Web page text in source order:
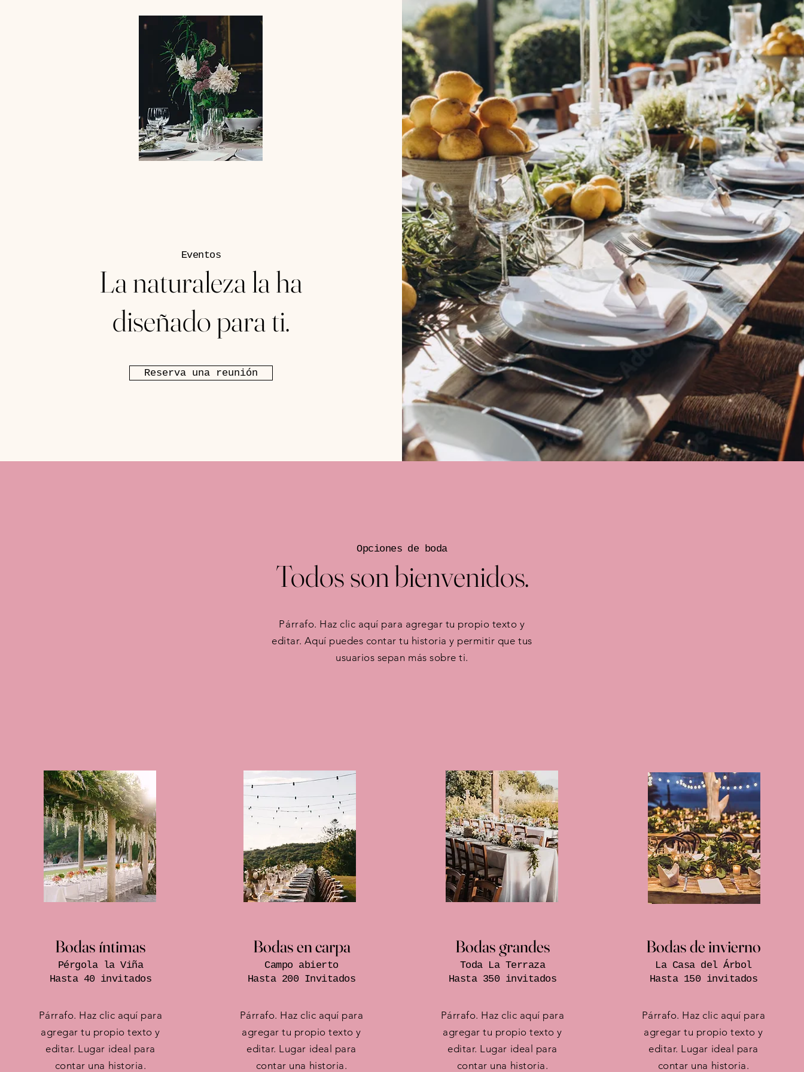
Eventos
La naturaleza la ha
diseñado para ti.
Reserva una reunión
Opciones de boda
Todos son bienvenidos.
Párrafo. Haz clic aquí para agregar tu propio texto y
editar. Aquí puedes contar tu historia y permitir que tus
usuarios sepan más sobre ti.
Bodas íntimas
Pérgola la Viña
Hasta 40 invitados
Párrafo. Haz clic aquí para
agregar tu propio texto y
editar. Lugar ideal para
contar una historia.
Bodas en carpa
Campo abierto
Hasta 200 Invitados
Párrafo. Haz clic aquí para
agregar tu propio texto y
editar. Lugar ideal para
contar una historia.
Bodas grandes
Toda La Terraza
Hasta 350 invitados
Párrafo. Haz clic aquí para
agregar tu propio texto y
editar. Lugar ideal para
contar una historia.
Bodas de invierno
La Casa del Árbol
Hasta 150 invitados
Párrafo. Haz clic aquí para
agregar tu propio texto y
editar. Lugar ideal para
contar una historia.